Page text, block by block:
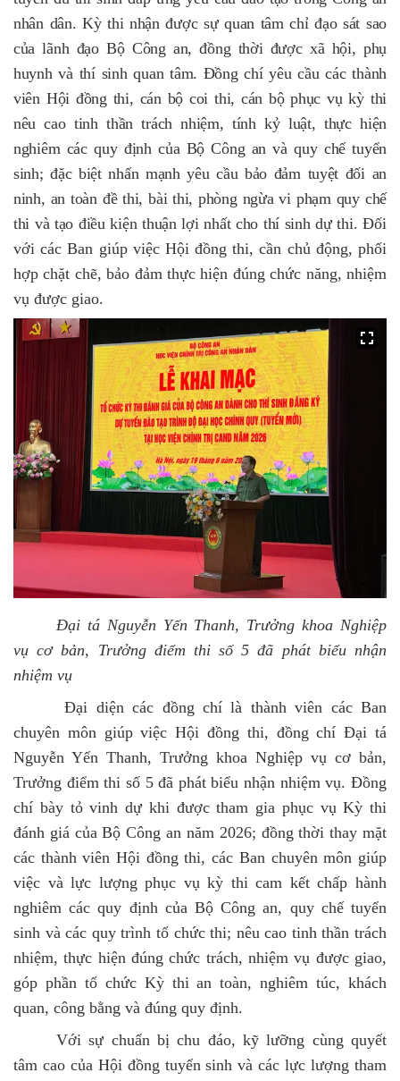
nhân dân. Kỳ thi nhận được sự quan tâm chỉ đạo sát sao
của lãnh đạo Bộ Công an, đồng thời được xã hội, phụ
huynh và thí sinh quan tâm. Đồng chí yêu cầu các thành
viên Hội đồng thi, cán bộ coi thi, cán bộ phục vụ kỳ thi
nêu cao tinh thần trách nhiệm, tính kỷ luật, thực hiện
nghiêm các quy định của Bộ Công an và quy chế tuyển
sinh;đặc biệt nhấn mạnh yêu cầu bảo đảm tuyệt đối an
ninh, an toàn đề thi, bài thi, phòng ngừa vi phạm quy chế
thi và tạo điều kiện thuận lợi nhất cho thí sinh dự thi. Đối
với các Ban giúp việc Hội đồng thi, cần chủ động, phối
hợp chặt chẽ, bảo đảm thực hiện đúng chức năng, nhiệm
vụ được giao.
Đại tá Nguyễn Yến Thanh, Trưởng khoa Nghiệp
vụ cơ bản, Trưởng điểm thi số 5 đã phát biểu nhận
nhiệm vụ
Đại diện các đồng chí là thành viên các Ban
chuyên môn giúp việc Hội đồng thi, đồng chí Đại tá
Nguyễn Yến Thanh, Trưởng khoa Nghiệp vụ cơ bản,
Trưởng điểm thi số 5 đã phát biểu nhận nhiệm vụ. Đồng
chí bày tỏ vinh dự khi được tham gia phục vụ Kỳ thi
đánh giá của Bộ Công an năm 2026; đồng thời thay mặt
các thành viên Hội đồng thi, các Ban chuyên môn giúp
việc và lực lượng phục vụ kỳ thi cam kết chấp hành
nghiêm các quy định của Bộ Công an, quy chế tuyển
sinh và các quy trình tổ chức thi; nêu cao tinh thần trách
nhiệm, thực hiện đúng chức trách, nhiệm vụ được giao,
góp phần tổ chức Kỳ thi an toàn, nghiêm túc, khách
quan, công bằng và đúng quy định.
Với sự chuẩn bị chu đáo, kỹ lưỡng cùng quyết
tâm cao của Hội đồng tuyển sinh và các lực lượng tham